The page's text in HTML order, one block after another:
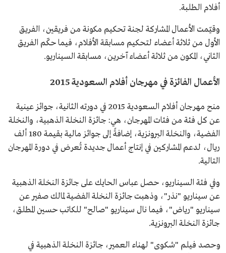
أفلام الطلبة.
وقيّمت الأعمال المشاركة لجنة تحكيم مكونة من فريقين، الفريق
الأول من ثلاثة أعضاء لتحكيم مسابقة الأفلام، فيما حكّم الفريق
الثاني، المكون من ثلاثة أعضاء آخرين، مسابقة السيناريو.
الأعمال الفائزة في مهرجان أفلام السعودية 2015
منح مهرجان أفلام السعودية 2015 في دورته الثانية، جوائز عينية
عن كل فئة من فئات المهرجان، هي: جائزة النخلة الذهبية، والنخلة
الفضية، والنخلة البرونزية، إضافةً إلى جوائز مالية بقيمة 180 ألف
ريال، لدعم المشاركين في إنتاج أعمال جديدة تُعرض في دورة المهرجان
التالية.
وفي فئة السيناريو، حصل عباس الحايك على جائزة النخلة الذهبية
عن سيناريو "نذر"، وذهبت جائزة النخلة الفضية لمالك صفير عن
سيناريو "رياض"، فيما نال سيناريو "صالح" للكاتب حسين المطلق،
جائزة النخلة البرونزية.
وحصد فيلم "شكوى" لهناء العمير، جائزة النخلة الذهبية في